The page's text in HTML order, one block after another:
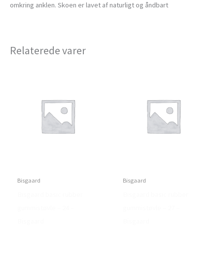
omkring anklen. Skoen er lavet af naturligt og åndbart
Relaterede varer
Bisgaard Bisgaard